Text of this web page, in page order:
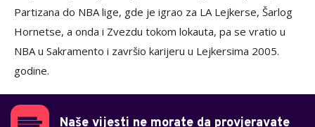
Partizana do NBA lige, gde je igrao za LA Lejkerse, Šarlog
Hornetse, a onda i Zvezdu tokom lokauta, pa se vratio u
NBA u Sakramento i završio karijeru u Lejkersima 2005.
godine.
Naše vijesti ne morate da provjeravate